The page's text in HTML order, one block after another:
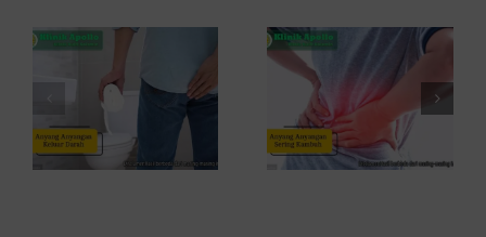
Penyebab
dan Kapan
ke Dokter
Kambuh
dan Cara
Atasinya